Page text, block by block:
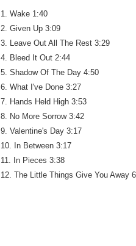
1. Wake 1:40
2. Given Up 3:09
3. Leave Out All The Rest 3:29
4. Bleed It Out 2:44
5. Shadow Of The Day 4:50
6. What I've Done 3:27
7. Hands Held High 3:53
8. No More Sorrow 3:42
9. Valentine's Day 3:17
10. In Between 3:17
11. In Pieces 3:38
12. The Little Things Give You Away